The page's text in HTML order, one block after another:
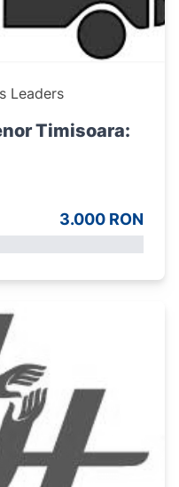
Leaders
Timisoara:
3.000 RON